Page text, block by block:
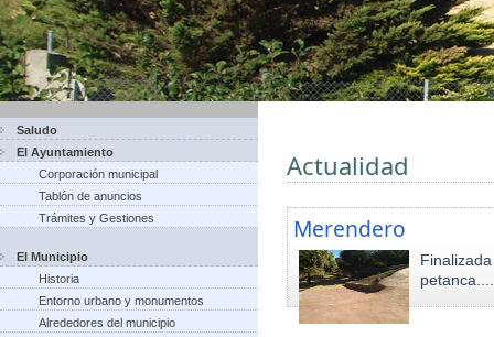
Saludo
El Ayuntamiento
Corporación municipal
Tablón de anuncios
Trámites y Gestiones
El Municipio
Historia
Entorno urbano y monumentos
Alrededores del municipio
Actualidad
Merendero